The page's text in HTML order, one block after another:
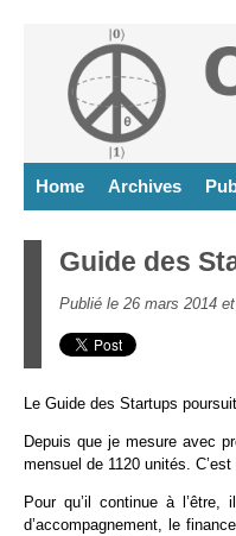
Home Archives
Guide des
Publié le 26 mars 2014
Le Guide des Startups
Depuis que je mesure avec
mensuel de 1120 unités.
Pour qu’il continue à
d’accompagnement, le